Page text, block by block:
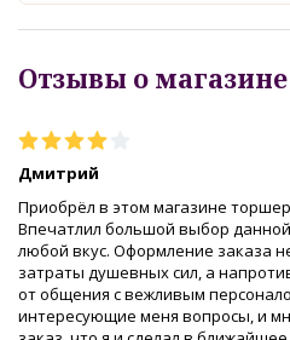
Отзывы о магазине
Дмитрий
Приобрёл в этом магазине торшер
Впечатлил большой выбор
любой вкус. Оформление заказа
затраты душевных сил, а
от общения с вежливым
интересующие меня вопросы, и